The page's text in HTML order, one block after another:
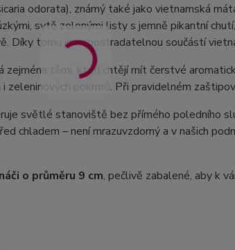
odorata), známý také jako vietnamská
sytě zelenými listy s jemně pikantní
Díky tomu je nepostradatelnou součástí
zejména těmi, kteří chtějí mít čerstvé
i zeleninových pokrmů. Při pravidelném
světlé stanoviště bez přímého poledního
chladem – není mrazuvzdorný a v našich
o průměru 9 cm, pečlivě zabalené, aby k